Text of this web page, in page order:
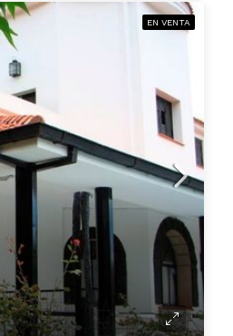
EN VENTA